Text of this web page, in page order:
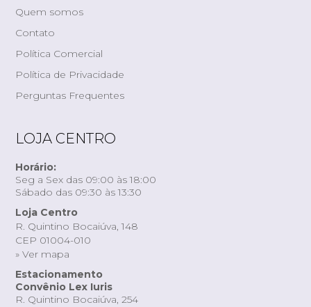
Quem somos
Contato
Política Comercial
Política de Privacidade
Perguntas Frequentes
LOJA CENTRO
Horário:
Seg a Sex das 09:00 às 18:00
Sábado das 09:30 às 13:30
Loja Centro
R. Quintino Bocaiúva, 148
CEP 01004-010
» Ver mapa
Estacionamento
Convênio Lex Iuris
R. Quintino Bocaiúva, 254